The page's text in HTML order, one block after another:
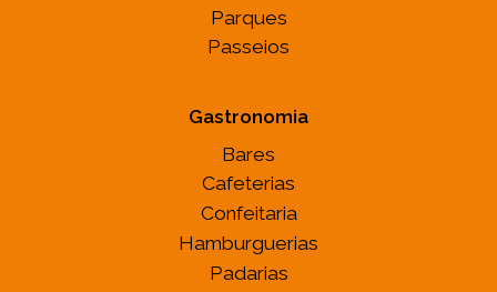
Parques
Passeios
Gastronomia
Bares
Cafeterias
Confeitaria
Hamburguerias
Padarias